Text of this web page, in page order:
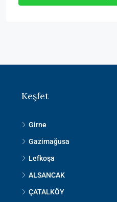
Keşfet
Girne
Gazimağusa
Lefkoşa
ALSANCAK
ÇATALKÖY